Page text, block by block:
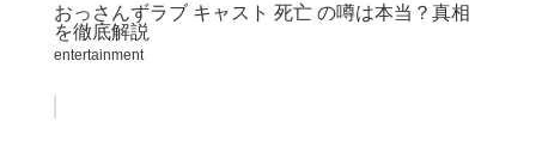
おっさんずラブ キャスト 死亡 の噂は本当？真相
を徹底解説
entertainment